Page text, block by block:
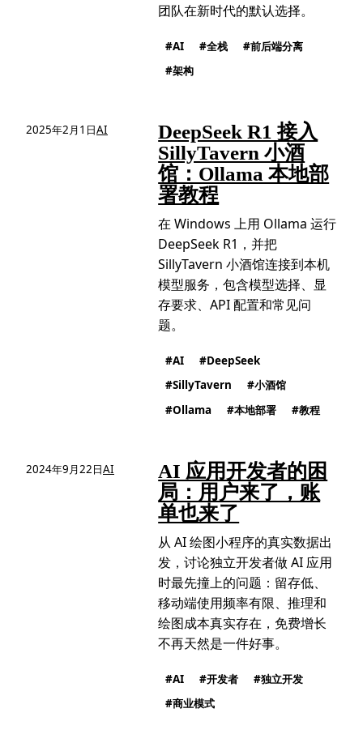
团队在新时代的默认选择。
AI 全栈
前后端分离
架构
2025年2月1日AI
DeepSeek R1 接入
SillyTavern 小酒
馆：Ollama 本地部
署教程
在 Windows 上用 Ollama 运行
DeepSeek R1，并把
SillyTavern 小酒馆连接到本机
模型服务，包含模型选择、显
存要求、API 配置和常见问
题。
AI
DeepSeek
SillyTavern
小酒馆
Ollama
本地部署 教程
2024年9月22日AI
AI 应用开发者的困
局：用户来了，账
单也来了
从 AI 绘图小程序的真实数据出
发，讨论独立开发者做 AI 应用
时最先撞上的问题：留存低、
移动端使用频率有限、推理和
绘图成本真实存在，免费增长
不再天然是一件好事。
AI 开发者
独立开发
商业模式